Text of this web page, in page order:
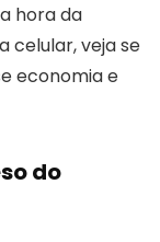
hora da
celular, veja se
economia e
do